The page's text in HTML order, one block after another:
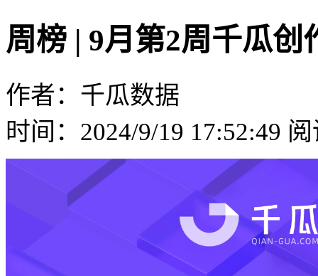
周榜 | 9月第2周千瓜
作者：千瓜数据
时间：2024/9/19 17:52:49